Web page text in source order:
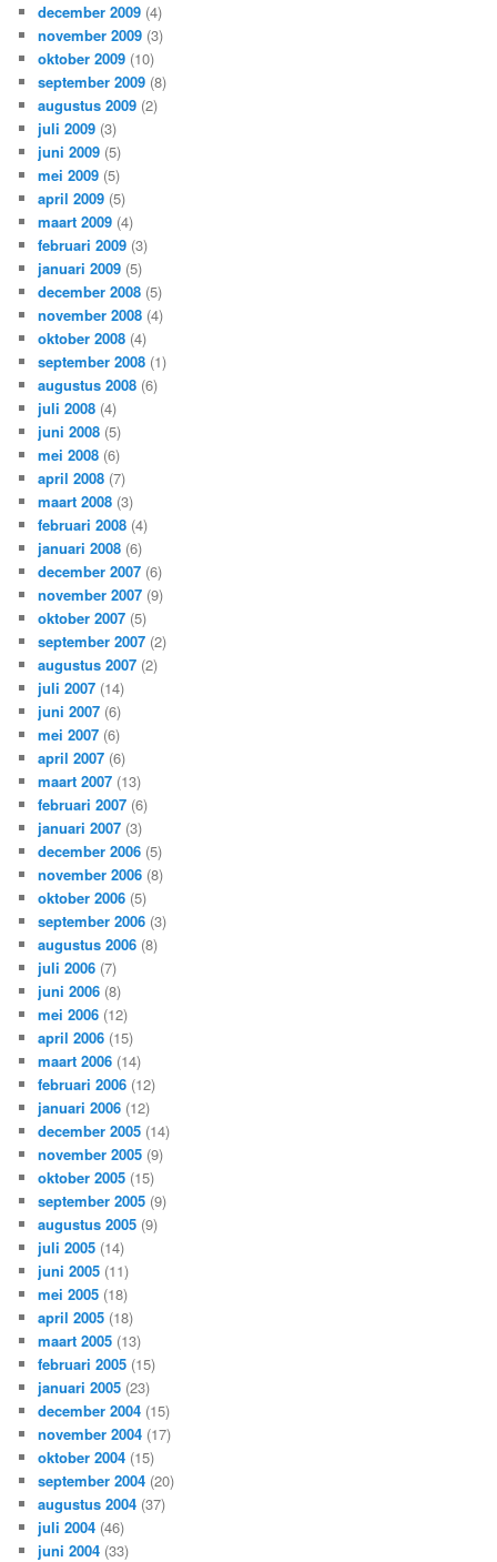
december 2009 (4)
november 2009 (3)
oktober 2009 (10)
september 2009 (8)
augustus 2009 (2)
juli 2009 (3)
juni 2009 (5)
mei 2009 (5)
april 2009 (5)
maart 2009 (4)
februari 2009 (3)
januari 2009 (5)
december 2008 (5)
november 2008 (4)
oktober 2008 (4)
september 2008 (1)
augustus 2008 (6)
juli 2008 (4)
juni 2008 (5)
mei 2008 (6)
april 2008 (7)
maart 2008 (3)
februari 2008 (4)
januari 2008 (6)
december 2007 (6)
november 2007 (9)
oktober 2007 (5)
september 2007 (2)
augustus 2007 (2)
juli 2007 (14)
juni 2007 (6)
mei 2007 (6)
april 2007 (6)
maart 2007 (13)
februari 2007 (6)
januari 2007 (3)
december 2006 (5)
november 2006 (8)
oktober 2006 (5)
september 2006 (3)
augustus 2006 (8)
juli 2006 (7)
juni 2006 (8)
mei 2006 (12)
april 2006 (15)
maart 2006 (14)
februari 2006 (12)
januari 2006 (12)
december 2005 (14)
november 2005 (9)
oktober 2005 (15)
september 2005 (9)
augustus 2005 (9)
juli 2005 (14)
juni 2005 (11)
mei 2005 (18)
april 2005 (18)
maart 2005 (13)
februari 2005 (15)
januari 2005 (23)
december 2004 (15)
november 2004 (17)
oktober 2004 (15)
september 2004 (20)
augustus 2004 (37)
juli 2004 (46)
juni 2004 (33)